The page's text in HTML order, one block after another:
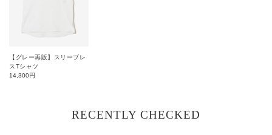
【グレー再販】スリーブレ
スTシャツ
14,300円
RECENTLY CHECKED